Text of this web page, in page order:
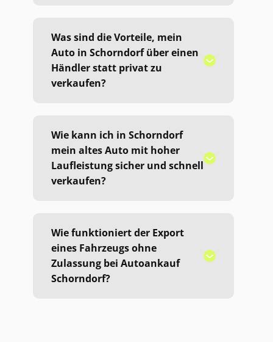
Was sind die Vorteile, mein
Auto in Schorndorf über einen
Händler statt privat zu
verkaufen?
Wie kann ich in Schorndorf
mein altes Auto mit hoher
Laufleistung sicher und schnell
verkaufen?
Wie funktioniert der Export
eines Fahrzeugs ohne
Zulassung bei Autoankauf
Schorndorf?